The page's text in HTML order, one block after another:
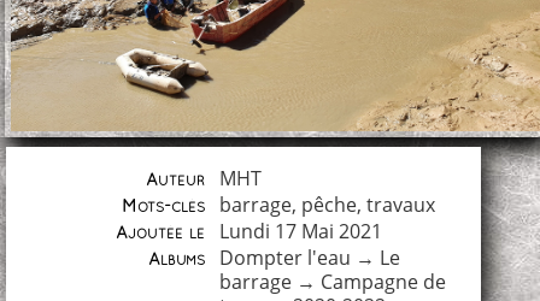
Auteur MHT
Mots-clés barrage, pêche, travaux
Ajoutée le Lundi 17 Mai 2021
Albums Dompter l'eau → Le
barrage→ Campagne de